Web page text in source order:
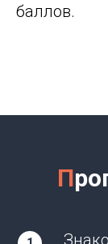
баллов.
П